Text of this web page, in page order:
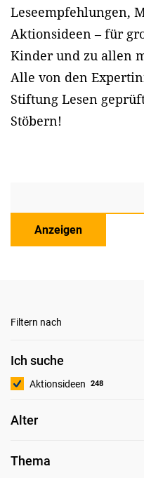
Leseempfehlungen,
Aktionsideen – für
Kinder und zu allen
Alle von den
Stiftung Lesen
Stöbern!
Anzeigen
Filtern nach
Ich suche
Aktionsideen 248
Alter
Thema